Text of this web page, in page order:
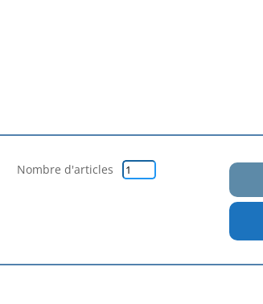
Nombre d'articles